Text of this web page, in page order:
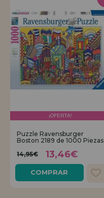
¡OFERTA!
Puzzle Ravensburger
Boston 2189 de 1000 Piezas
14,95€
13,46€
COMPRAR